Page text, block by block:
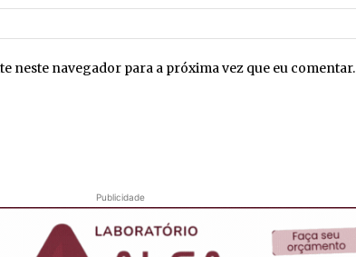
neste navegador para a próxima vez que eu comentar.
Publicidade